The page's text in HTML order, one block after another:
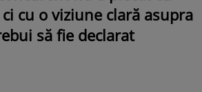
cu o viziune clară asupra
să fie declarat